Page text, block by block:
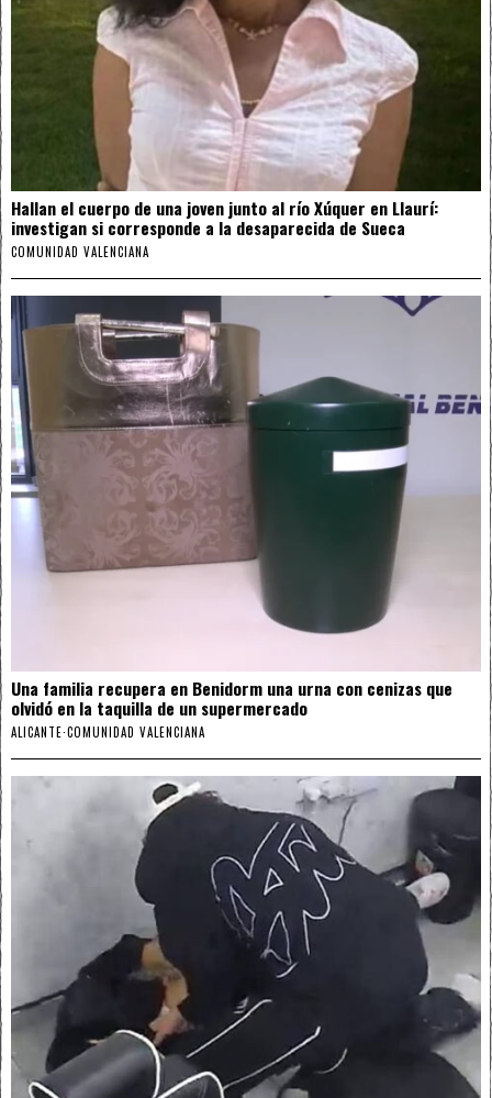
Hallan el cuerpo de una joven junto al río Xúquer en Llaurí:
investigan si corresponde a la desaparecida de Sueca
COMUNIDAD VALENCIANA
Una familia recupera en Benidorm una urna con cenizas que
olvidó en la taquilla de un supermercado
ALICANTE·COMUNIDAD VALENCIANA